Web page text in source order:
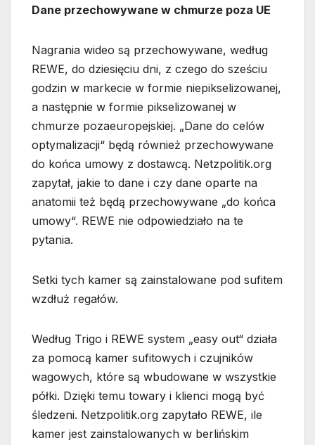
Dane przechowywane w chmurze poza UE
Nagrania wideo są przechowywane, według
REWE, do dziesięciu dni, z czego do sześciu
godzin w markecie w formie niepikselizowanej,
a następnie w formie pikselizowanej w
chmurze pozaeuropejskiej. „Dane do celów
optymalizacji“ będą również przechowywane
do końca umowy z dostawcą. Netzpolitik.org
zapytał, jakie to dane i czy dane oparte na
anatomii też będą przechowywane „do końca
umowy“. REWE nie odpowiedziało na te
pytania.
Setki tych kamer są zainstalowane pod sufitem
wzdłuż regałów.
Według Trigo i REWE system „easy out“ działa
za pomocą kamer sufitowych i czujników
wagowych, które są wbudowane w wszystkie
półki. Dzięki temu towary i klienci mogą być
śledzeni. Netzpolitik.org zapytało REWE, ile
kamer jest zainstalowanych w berlińskim